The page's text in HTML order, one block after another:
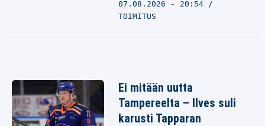
07.08.2026 - 20:54
TOIMITUS
Ei mitään uutta
Tampereelta – Ilves suli
karusti Tapparan